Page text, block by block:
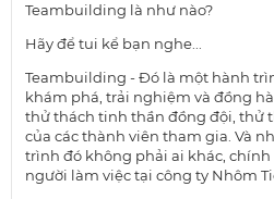
Teambuilding là như nào?
Hãy để tui kể bạn nghe...
Teambuilding - Đó là một hành
khám phá, trải nghiệm và đồng
thử thách tinh thần đồng đội, thử
của các thành viên tham gia. Và
trình đó không phải ai khác,
người làm việc tại công ty Nhôm